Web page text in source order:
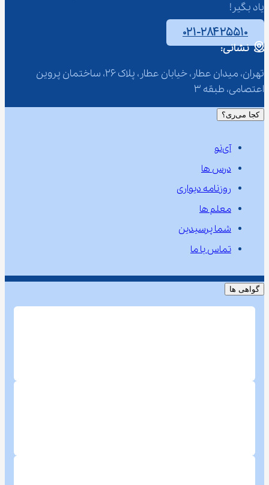
یاد بگیر!
۰۲۱-۲۸۴۲۵۵۱۰
نشانی:
تهران، میدان عطار، خیابان عطار، پلاک 26، ساختمان پروین
اعتصامی، طبقه 3
کجا می‌ری؟
آی‌نو
درس ها
روزنامه دیواری
معلم ها
شما پرسیدین
تماس با ما
گواهی ها